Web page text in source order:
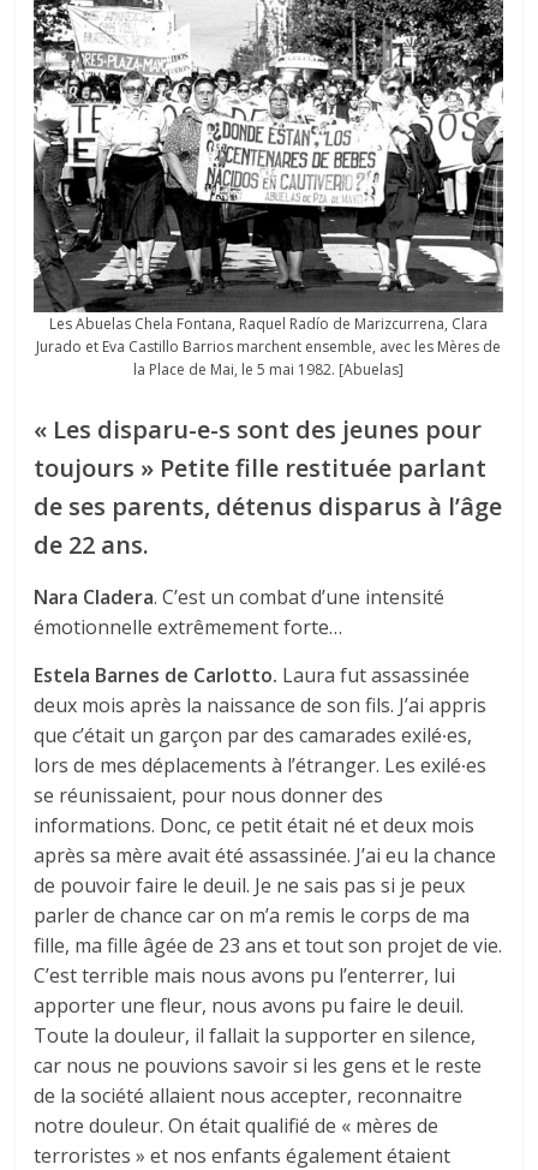
Les Abuelas Chela Fontana, Raquel Radío de Marizcurrena, Clara
Jurado et Eva Castillo Barrios marchent ensemble, avec les Mères de
la Place de Mai, le 5 mai 1982. [Abuelas]
« Les disparu-e-s sont des jeunes pour
toujours » Petite fille restituée parlant
de ses parents, détenus disparus à l’âge
de 22 ans.
Nara Cladera. C’est un combat d’une intensité
émotionnelle extrêmement forte…
Estela Barnes de Carlotto. Laura fut assassinée
deux mois après la naissance de son fils. J’ai appris
que c’était un garçon par des camarades exilé∙es,
lors de mes déplacements à l’étranger. Les exilé∙es
se réunissaient, pour nous donner des
informations. Donc, ce petit était né et deux mois
après sa mère avait été assassinée. J’ai eu la chance
de pouvoir faire le deuil. Je ne sais pas si je peux
parler de chance car on m’a remis le corps de ma
fille, ma fille âgée de 23 ans et tout son projet de vie.
C’est terrible mais nous avons pu l’enterrer, lui
apporter une fleur, nous avons pu faire le deuil.
Toute la douleur, il fallait la supporter en silence,
car nous ne pouvions savoir si les gens et le reste
de la société allaient nous accepter, reconnaitre
notre douleur. On était qualifié de « mères de
terroristes » et nos enfants également étaient